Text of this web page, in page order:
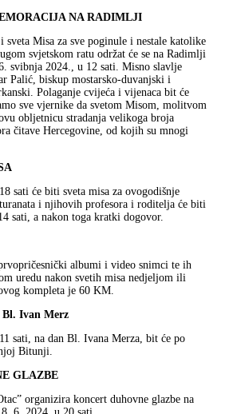
NA RADIMLJI
sveta Misa za sve poginule i nestale katolike
svjetskom ratu održat će se na Radimlji
svibnja 2024., u 12 sati. Misno slavlje
Palić, biskup mostarsko-duvanjski i
Polaganje cvijeća i vijenaca bit će
sve vjernike da svetom Misom, molitvom
obljetnicu stradanja velikoga broja
čitave Hercegovine, od kojih su mnogi
sati će biti sveta misa za ovogodišnje
i njihovih profesora i roditelja će biti
sati, a nakon toga kratki dogovor.
albumi i video snimci te ih
uredu nakon svetih misa nedjeljom ili
kompleta je 60 KM.
Ivan Merz
sati, na dan Bl. Ivana Merza, bit će po
Bitunji.
GLAZBE
organizira koncert duhovne glazbe na